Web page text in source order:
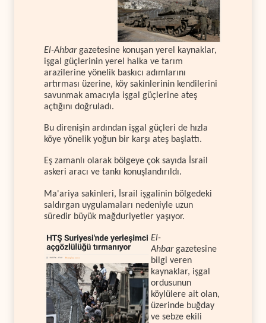
El-Ahbargazetesine konuşan yerel kaynaklar,
işgal güçlerinin yerel halka ve tarım
arazilerine yönelik baskıcı adımlarını
artırması üzerine, köy sakinlerinin kendilerini
savunmak amacıyla işgal güçlerine ateş
açtığını doğruladı.
Bu direnişin ardından işgal güçleri de hızla
köye yönelik yoğun bir karşı ateş başlattı.
Eş zamanlı olarak bölgeye çok sayıda İsrail
askeri aracı ve tankı konuşlandırıldı.
Ma'ariya sakinleri, İsrail işgalinin bölgedeki
saldırgan uygulamaları nedeniyle uzun
süredir büyük mağduriyetler yaşıyor.
El-
Ahbargazetesine
bilgi veren
kaynaklar, işgal
ordusunun
köylülere ait olan,
üzerinde buğday
ve sebze ekili